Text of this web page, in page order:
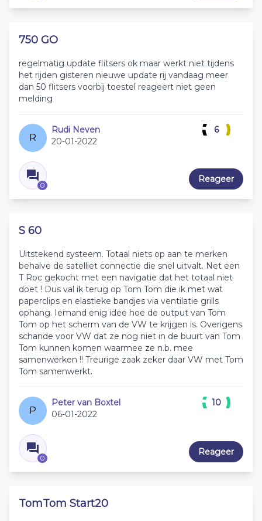
750 GO
regelmatig update flitsers ok maar werkt niet tijdens
het rijden gisteren nieuwe update rij vandaag meer
dan 50 flitsers voorbij toestel reageert niet geen
melding
R
Rudi Neven
20-01-2022
0
6
Reageer
S 60
Uitstekend systeem. Totaal niets op aan te merken
behalve de satelliet connectie die snel uitvalt. Net een
T Roc gekocht met een navigatie dat het totaal niet
doet ! Dus val ik terug op Tom Tom die ik met wat
paperclips en elastieke bandjes via ventilatie grills
ophang. Iemand enig idee hoe de output van Tom
Tom op het scherm van de VW te krijgen is. Overigens
schande voor VW dat ze nog niet in de buurt van Tom
Tom kunnen komen waarmee ze n.b. mee
samenwerken !! Treurige zaak zeker daar VW met Tom
Tom samenwerkt.
P
Peter van Boxtel
06-01-2022
0
10
Reageer
TomTom Start20